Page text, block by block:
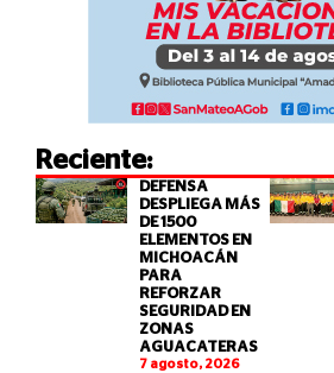
Reciente:
DEFENSA
DESPLIEGA MÁS
DE 1500
ELEMENTOS EN
MICHOACÁN
PARA
REFORZAR
SEGURIDAD EN
ZONAS
AGUACATERAS
7 agosto, 2026